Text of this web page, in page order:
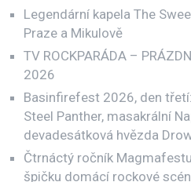
Legendární kapela The
Praze a Mikulově
TV ROCKPARÁDA –
2026
Basinfirefest 2026, den
Steel Panther, masakrální
devadesátková hvězda
Čtrnáctý ročník
špičku domácí rockové